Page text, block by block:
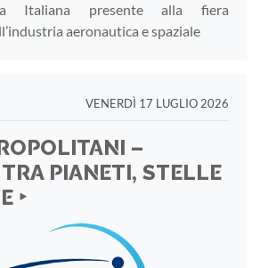
Italiana presente alla fiera
aeronautica e spaziale
VENERDÌ 17 LUGLIO 2026
–
PIANETI, STELLE
‣